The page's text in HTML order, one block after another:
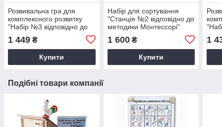
Розвивальна гра для
комплексного розвитку
"Набiр №3 вiдповiдно до
1 449 ₴
Купити
Набiр для сортування
"Станцiя №2 вiдповiдно до
методики Moнтeccopi"
1 600₴
Купити
1
Подібні товари компанії